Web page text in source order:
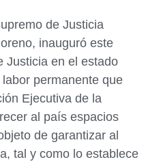
de Justicia
inauguró este
Justicia en el estado
permanente que
Ejecutiva de la
al país espacios
de garantizar al
tal y como lo establece